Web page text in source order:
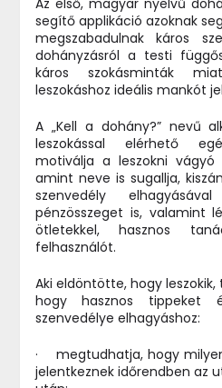
Az első, magyar nyelvű
segítő applikáció azoknak
megszabadulnak káros
dohányzásról a testi
káros szokásminták
leszokáshoz ideális mankót
A „Kell a dohány?” nevű
leszokással elérhető
motiválja a leszokni vágyó
amint neve is sugallja,
szenvedély
pénzösszeget is, valamint
ötletekkel, hasznos
felhasználót.
Aki eldöntötte, hogy
hogy hasznos tippeket
szenvedélye elhagyáshoz:
· megtudhatja, hogy
jelentkeznek időrendben az